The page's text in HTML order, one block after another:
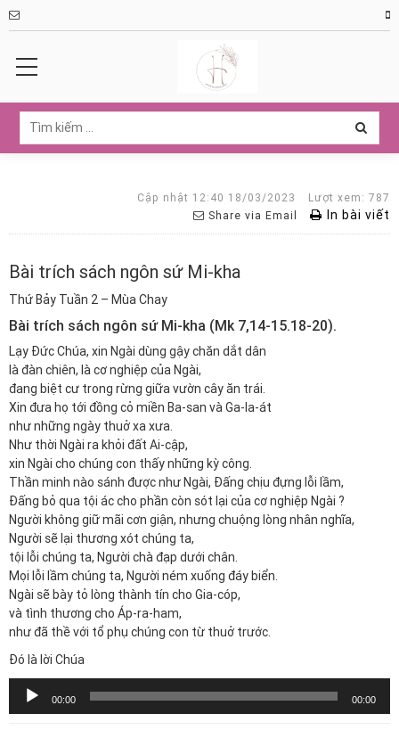
Cập nhật 12:40 18/03/2023
Lượt xem: 787
Share via Email
In bài viết
Bài trích sách ngôn sứ Mi-kha
Thứ Bảy Tuần 2 – Mùa Chay
Bài trích sách ngôn sứ Mi-kha (Mk 7,14-15.18-20).
Lạy Đức Chúa, xin Ngài dùng gậy chăn dắt dân
là đàn chiên, là cơ nghiệp của Ngài,
đang biệt cư trong rừng giữa vườn cây ăn trái.
Xin đưa họ tới đồng cỏ miền Ba-san và Ga-la-át
như những ngày thuở xa xưa.
Như thời Ngài ra khỏi đất Ai-cập,
xin Ngài cho chúng con thấy những kỳ công.
Thần minh nào sánh được như Ngài, Đấng chịu đựng lỗi lầm,
Đấng bỏ qua tội ác cho phần còn sót lại của cơ nghiệp Ngài ?
Người không giữ mãi cơn giận, nhưng chuộng lòng nhân nghĩa,
Người sẽ lại thương xót chúng ta,
tội lỗi chúng ta, Người chà đạp dưới chân.
Mọi lỗi lầm chúng ta, Người ném xuống đáy biển.
Ngài sẽ bày tỏ lòng thành tín cho Gia-cóp,
và tình thương cho Áp-ra-ham,
như đã thề với tổ phụ chúng con từ thuở trước.
Đó là lời Chúa
Trình
chơi
00:00 00:00